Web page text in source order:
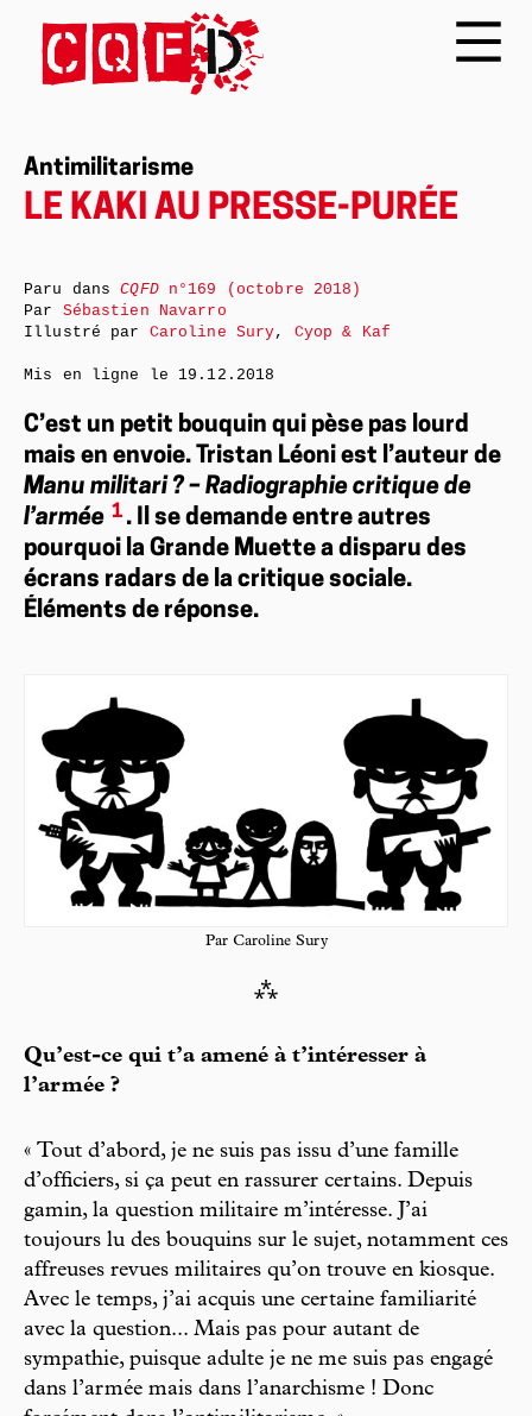
Antimilitarisme
LE KAKI AU PRESSE-PURÉE
C’est un petit bouquin qui pèse pas lourd
mais en envoie. Tristan Léoni est l’auteur de
Manu militari ? – Radiographie critique de
l’armée 1 . Il se demande entre autres
pourquoi la Grande Muette a disparu des
écrans radars de la critique sociale.
Éléments de réponse.
Par Caroline Sury
⁂
Qu’est-ce qui t’a amené à t’intéresser à
l’armée ?
« Tout d’abord, je ne suis pas issu d’une famille
d’officiers, si ça peut en rassurer certains. Depuis
gamin, la question militaire m’intéresse. J’ai
toujours lu des bouquins sur le sujet, notamment ces
affreuses revues militaires qu’on trouve en kiosque.
Avec le temps, j’ai acquis une certaine familiarité
avec la question... Mais pas pour autant de
sympathie, puisque adulte je ne me suis pas engagé
dans l’armée mais dans l’anarchisme ! Donc
Paru dansCQFDn°169 (octobre 2018)
Par Sébastien Navarro
Illustré par Caroline Sury, Cyop & Kaf
Mis en ligne le 19.12.2018